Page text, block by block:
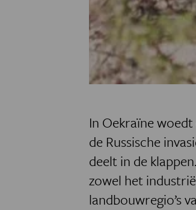
In Oekraïne
de Russische
deelt in de
zowel het
landbouwregio’s